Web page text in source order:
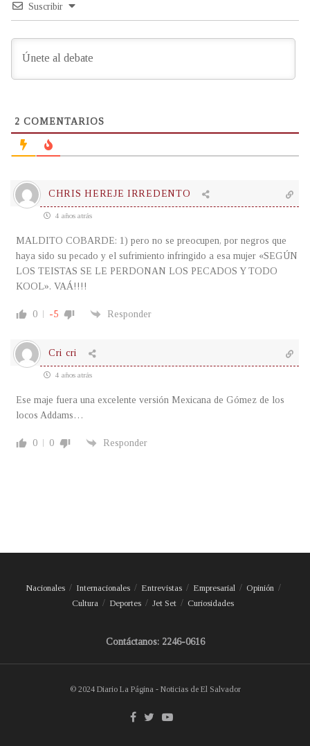
Suscribir
2 COMENTARIOS
CHRIS HEREJE IRREDENTO
4 años atrás
MALDITO COBARDE: 1) pero no se preocupen, por negros que
haya sido su pecado y el sufrimiento infringido a esa mujer «SEGÚN
LOS TEISTAS SE LE PERDONAN LOS PECADOS Y TODO
KOOL». VAÁ!!!!
0 -5 Responder
Cri cri
4 años atrás
Ese maje fuera una excelente versión Mexicana de Gómez de los
locos Addams…
0 0 Responder
Nacionales Internacionales Entrevistas Empresarial
Opinión
Cultura
Deportes Jet Set Curiosidades
Contáctanos: 2246-0616
© 2024 Diario La Página - Noticias de El Salvador